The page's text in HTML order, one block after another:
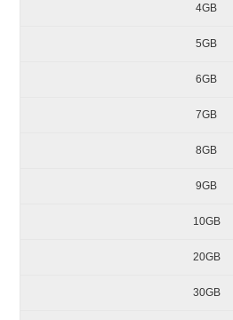
4GB
5GB
6GB
7GB
8GB
9GB
10GB
20GB
30GB